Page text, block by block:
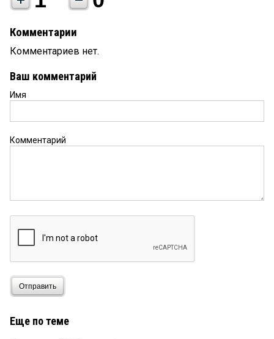
Комментарии
Комментариев нет.
Ваш комментарий
Имя
Комментарий
Отправить
Еще по теме